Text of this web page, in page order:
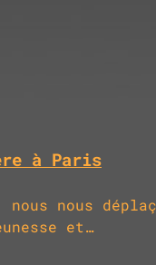
à Paris
nous
et…